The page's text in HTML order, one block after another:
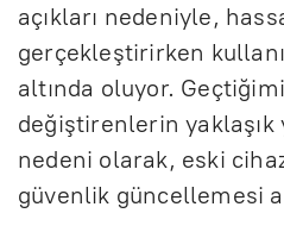
açıkları nedeniyle,
gerçekleştirirken
altında oluyor.
değiştirenlerin yaklaşık
nedeni olarak, eski
güvenlik güncellemesi